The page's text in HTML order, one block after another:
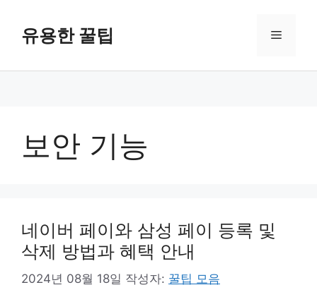
유용한 꿀팁 메
보안 기능
네이버 페이와 삼성 페이 등록 및
삭제 방법과 혜택 안내
2024년 08월 18일 작성자: 꿀팁 모음